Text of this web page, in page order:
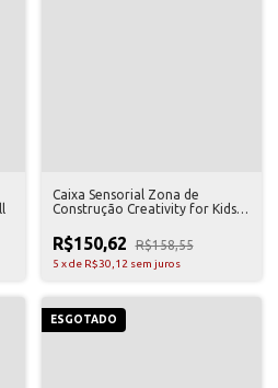
Caixa Sensorial Zona de
Construção Creativity for Kids
R$150,62 R$158,55
5 xde R$30,12 sem juros
ESGOTADO